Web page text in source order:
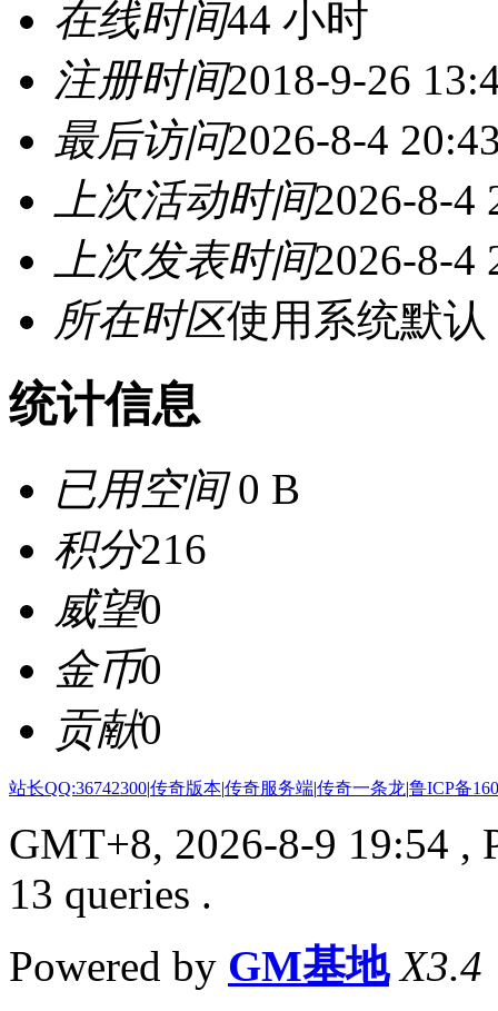
在线时间44 小时
注册时间2018-9-26
最后访问2026-8-4
上次活动时间2026-8-4
上次发表时间2026-8-4
所在时区使用系统默认
统计信息
已用空间0 B
积分216
威望0
金币0
贡献0
站长QQ:36742300|传奇版本|传奇服务端|传奇一条龙|鲁ICP备
GMT+8, 2026-8-9 19:54 ,
13 queries .
Powered by GM基地 X3.4